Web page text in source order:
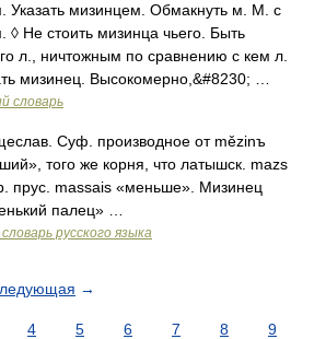
Указать мизинцем. Обмакнуть м. М. с
◊ Не стоить мизинца чьего. Быть
л., ничтожным по сравнению с кем л.
мизинец. Высокомерно,&#8230; …
словарь
Суф. производное от mězinъ
того же корня, что латышск. mazs
прус. massais «меньше». Мизинец
палец» …
русского языка
→
4 5 6 7 8
9